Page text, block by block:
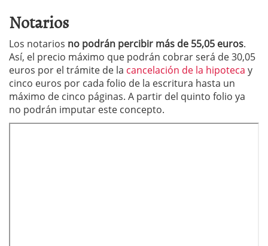
Notarios
Los notarios no podrán percibir más de 55,05 euros.
Así, el precio máximo que podrán cobrar será de 30,05
euros por el trámite de la cancelación de la hipoteca y
cinco euros por cada folio de la escritura hasta un
máximo de cinco páginas. A partir del quinto folio ya
no podrán imputar este concepto.